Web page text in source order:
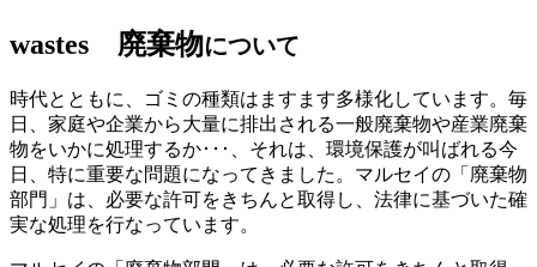
wastes 廃棄物について
時代とともに、ゴミの種類はますます多様化しています。毎
日、家庭や企業から大量に排出される一般廃棄物や産業廃棄
物をいかに処理するか･･･、それは、環境保護が叫ばれる今
日、特に重要な問題になってきました。マルセイの「廃棄物
部門」は、必要な許可をきちんと取得し、法律に基づいた確
実な処理を行なっています。